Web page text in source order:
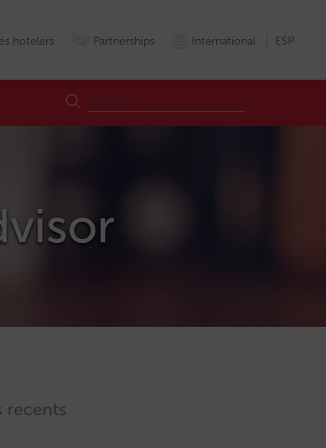
hotelers Partnerships International ESP
recents